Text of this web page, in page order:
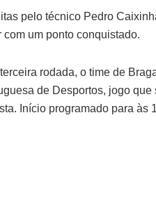
pelo técnico Pedro
com um ponto conquistado.
rodada, o time de
de Desportos, jogo
Início programado para às